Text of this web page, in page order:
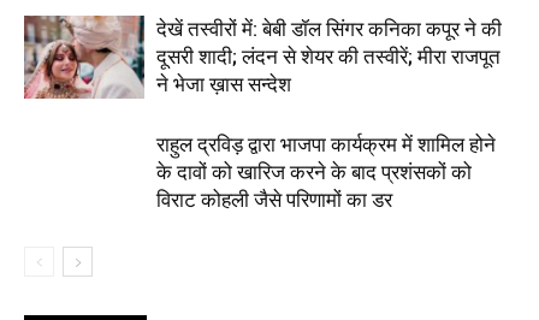
देखें तस्वीरों में: बेबी डॉल सिंगर कनिका कपूर ने की
दूसरी शादी; लंदन से शेयर की तस्वीरें; मीरा राजपूत
ने भेजा ख़ास सन्देश
राहुल द्रविड़ द्वारा भाजपा कार्यक्रम में शामिल होने
के दावों को खारिज करने के बाद प्रशंसकों को
विराट कोहली जैसे परिणामों का डर